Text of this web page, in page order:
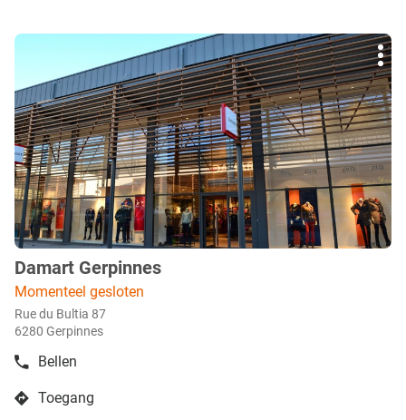
Damart
Druk
ENTER
toets
voor
meer
info
boetiek
:
Damart Gerpinnes
Momenteel gesloten
Rue du Bultia 87
6280 Gerpinnes
Bellen
de
DamartToegang
naar